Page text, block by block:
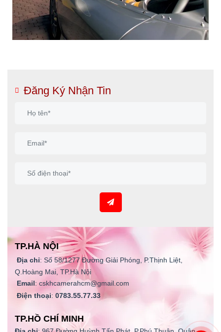
Đăng Ký Nhận Tin
TP.HÀ NỘI
Địa chỉ: Số 58/1277 Đường Giải Phóng, P.Thịnh Liệt,
Q.Hoàng Mai, TP.Hà Nội
Email: cskhcamerahcm@gmail.com
Điện thoại: 0783.55.77.33
TP.HỒ CHÍ MINH